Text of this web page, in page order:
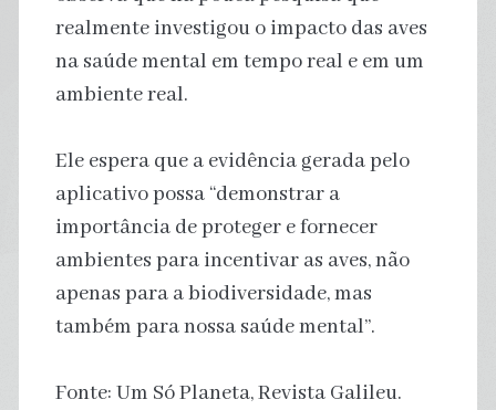
realmente investigou o impacto das aves
na saúde mental em tempo real e em um
ambiente real.
Ele espera que a evidência gerada pelo
aplicativo possa “demonstrar a
importância de proteger e fornecer
ambientes para incentivar as aves, não
apenas para a biodiversidade, mas
também para nossa saúde mental”.
Fonte: Um Só Planeta, Revista Galileu.